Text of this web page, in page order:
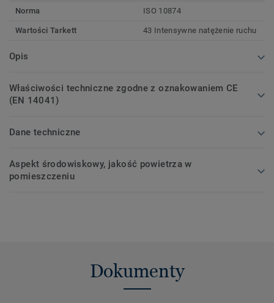
Norma
ISO 10874
Wartości Tarkett 43 Intensywne natężenie ruchu
Opis
Właściwości techniczne zgodne z oznakowaniem CE
(EN 14041)
Dane techniczne
Aspekt środowiskowy, jakość powietrza w
pomieszczeniu
Dokumenty